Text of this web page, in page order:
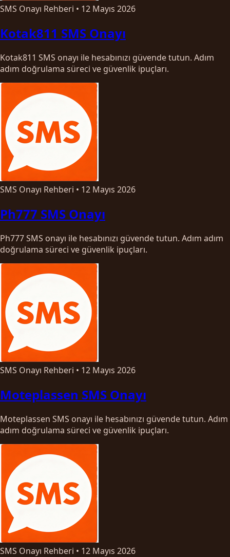
SMS Onayı Rehberi • 12 Mayıs 2026
Kotak811 SMS Onayı
Kotak811 SMS onayı ile hesabınızı güvende tutun. Adım
adım doğrulama süreci ve güvenlik ipuçları.
SMS Onayı Rehberi • 12 Mayıs 2026
Ph777 SMS Onayı
Ph777 SMS onayı ile hesabınızı güvende tutun. Adım adım
doğrulama süreci ve güvenlik ipuçları.
SMS Onayı Rehberi • 12 Mayıs 2026
Moteplassen SMS Onayı
Moteplassen SMS onayı ile hesabınızı güvende tutun. Adım
adım doğrulama süreci ve güvenlik ipuçları.
SMS Onayı Rehberi • 12 Mayıs 2026